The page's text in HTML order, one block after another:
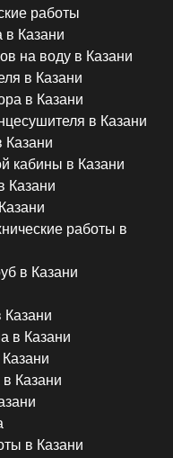
работы
в Казани
на воду в Казани
в Казани
в Казани
в Казани
Казани
кабины в Казани
Казани
работы в
в Казани
Казани
в Казани
Казани
в Казани